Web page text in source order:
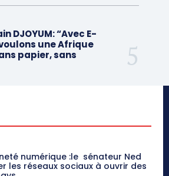
DJOYUM: “Avec E-
une Afrique
papier, sans
numérique :le sénateur Ned
les réseaux sociaux à ouvrir des